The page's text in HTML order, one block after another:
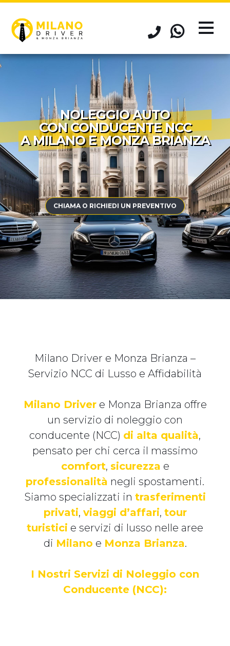
NOLEGGIO AUTO
CON CONDUCENTE NCC
A MILANO E MONZA BRIANZA
CHIAMA O RICHIEDI UN PREVENTIVO
Milano Driver e Monza Brianza –
Servizio NCC di Lusso e Affidabilità
Milano Drivere Monza Brianza offre
un servizio di noleggio con
conducente (NCC) di alta qualità,
pensato per chi cerca il massimo
comfort, sicurezza e
professionalità negli spostamenti.
Siamo specializzati in trasferimenti
privati, viaggi d’affari, tour
turistici e servizi di lusso nelle aree
di Milano e Monza Brianza.
I Nostri Servizi di Noleggio con
Conducente (NCC):